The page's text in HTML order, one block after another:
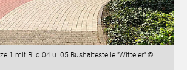
1 mit Bild 04 u. 05 Bushaltestelle "Witteler" ©